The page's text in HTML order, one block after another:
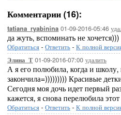
Комментарии (16):
tatiana_ryabinina 01-09-2016-05:46
да жуть, вспоминать не хочется)))
Обратиться - Ответить - К полной
Элина_Т 01-09-2016-07:00 удалить
А я его полюбила, когда и школу,
закончила=))))))))) Красивые
Сегодня моя дочь идет первый
кажется, я снова перелюбила
Обратиться - Ответить - К полной